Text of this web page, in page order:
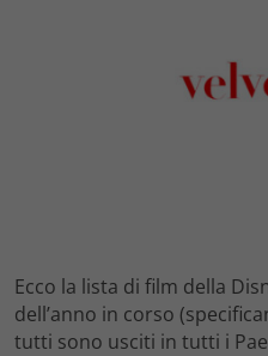
Ecco la lista di film della
dell’anno in corso
tutti sono usciti in tutti i